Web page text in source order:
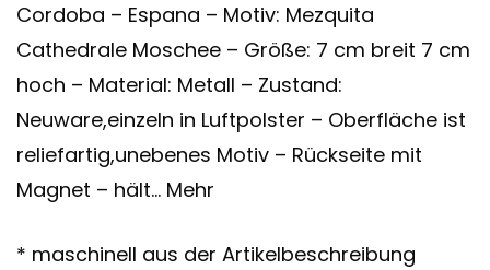
Cordoba – Espana – Motiv: Mezquita
Cathedrale Moschee – Größe: 7 cm breit 7 cm
hoch – Material: Metall – Zustand:
Neuware,einzeln in Luftpolster – Oberfläche ist
reliefartig,unebenes Motiv – Rückseite mit
Magnet – hält… Mehr
* maschinell aus der Artikelbeschreibung